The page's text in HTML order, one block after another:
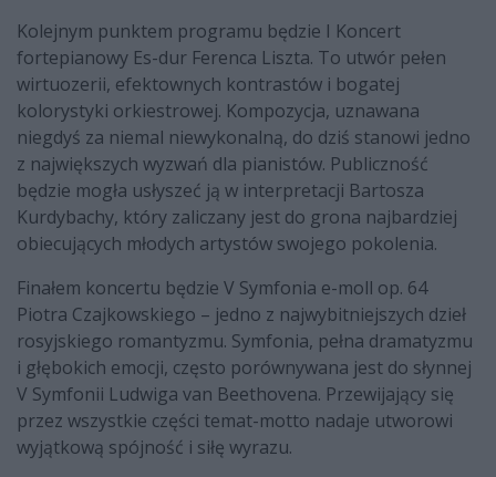
Kolejnym punktem programu będzie I Koncert
fortepianowy Es-dur Ferenca Liszta. To utwór pełen
wirtuozerii, efektownych kontrastów i bogatej
kolorystyki orkiestrowej. Kompozycja, uznawana
niegdyś za niemal niewykonalną, do dziś stanowi jedno
z największych wyzwań dla pianistów. Publiczność
będzie mogła usłyszeć ją w interpretacji Bartosza
Kurdybachy, który zaliczany jest do grona najbardziej
obiecujących młodych artystów swojego pokolenia.
Finałem koncertu będzie V Symfonia e-moll op. 64
Piotra Czajkowskiego – jedno z najwybitniejszych dzieł
rosyjskiego romantyzmu. Symfonia, pełna dramatyzmu
i głębokich emocji, często porównywana jest do słynnej
V Symfonii Ludwiga van Beethovena. Przewijający się
przez wszystkie części temat-motto nadaje utworowi
wyjątkową spójność i siłę wyrazu.